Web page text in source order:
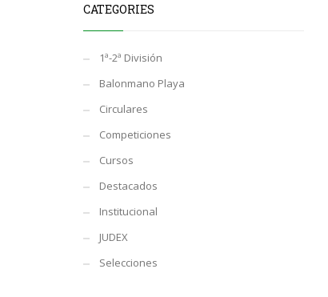
CATEGORIES
1ª-2ª División
Balonmano Playa
Circulares
Competiciones
Cursos
Destacados
Institucional
JUDEX
Selecciones